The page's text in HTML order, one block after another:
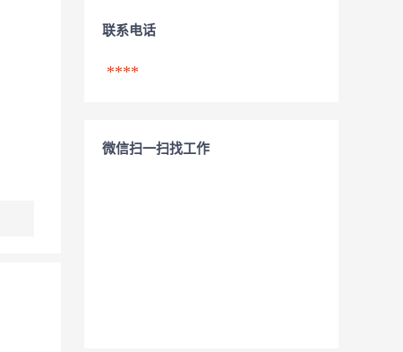
联系电话
****
微信扫一扫找工作